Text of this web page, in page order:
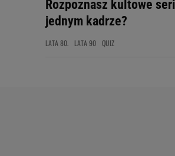
Rozpoznasz kultowe
jednym kadrze?
LATA 80. LATA 90 QUIZ